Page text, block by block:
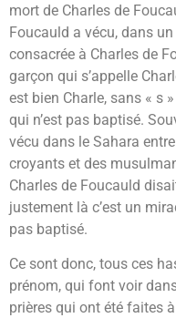
mort de Charles de
Foucauld a vécu, dans
consacrée à Charles de
garçon qui s’appelle
est bien Charle, sans « s
qui n’est pas baptisé.
vécu dans le Sahara
croyants et des
Charles de Foucauld
justement là c’est un
pas baptisé.
Ce sont donc, tous ces
prénom, qui font voir
prières qui ont été faites